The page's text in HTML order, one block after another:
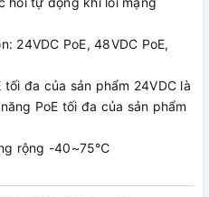
24VDC PoE, 48VDC PoE,
đa của sản phẩm 24VDC là
PoE tối đa của sản phẩm
rộng -40~75℃